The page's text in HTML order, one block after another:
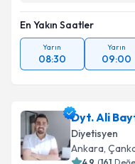
En Yakın Saatler
Yarın
08:30
Yarın
09:00
Dyt. Ali
Diyetisyen
Ankara,